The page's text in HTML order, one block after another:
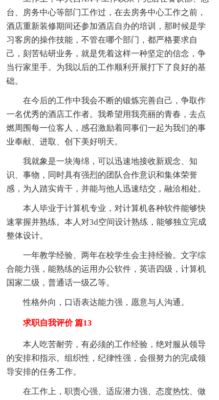
台、房务中心等部门工作过，在去房务中心工作之前，
酒店重新装修期间还参加酒店自办的培训，那时候是学
习客房的操作技能，不管在哪个部门，都严格要求自
己，刻苦钻研业务，就是凭着这样一种坚定的信念，争
当行家里手。为我以后的工作顺利开展打下了良好的基
础。
在今后的工作中我会不断的锻炼完善自己，争取作
一名优秀的酒店工作者。我希望用我亮丽的青春，去点
燃周围每一位客人，感召激励着同事们一起为我们的事
业奉献、进取、创下美好明天。
我就象是一块海绵，可以迅速地接收新观念、知
识、事物，同时具有强烈的团队合作意识和集体荣誉
感，为人踏实肯干，并能与他人迅速结交，融洽相处。
本人毕业于计算机专业，对计算机各种软件能够快
速掌握并熟练。本人对3d空间设计熟练，能够独立完成
整体设计。
一年教学经验、两年在校学生会主持经验。文字综
合能力强，能熟练的运用办公软件，英语四级，计算机
国家二级，普通话一级乙等。
性格外向，口语表达能力强，愿意与人沟通。
求职自我评价 篇13
本人吃苦耐劳，有必须的工作经验，绝对服从领导
的安排和指示。组织性，纪律性强，会很努力的完成领
导安排的任务工作。
在工作上，职责心强、适应潜力强、态度热忱、做